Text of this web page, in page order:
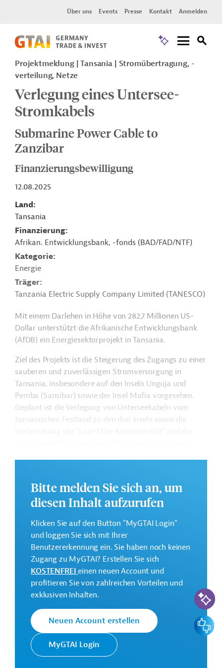
Über uns Events Presse Kontakt Anmelden
Projektmeldung Tansania
Stromübertragung, -
verteilung, Netze
Verlegung eines Untersee-
Stromkabels
Submarine Power Cable to
Zanzibar
Finanzierungsbewilligung
12.08.2025
Land
Tansania
Finanzierung
Afrikan. Entwicklungsbank, -fonds (BAD/FAD/NTF)
Kategorie
Energie
Träger
Tanzania Electric Supply Company Limited (TANESCO)
Mit einem Darlehen in Höhe von 282,7 Millionen US-
Dollar unterstützt die Afrikanische Entwicklungsbank
(AfDB) ein Energiesektorprojekt in Tansania.
Ziel des Projekts ist die Steigerung des Zugangs zu einer
sauberen und zuverlässigen Stromversorgung in
Tansania, insbesondere auf den Inseln Unguja und
Pemba (Sansibar) sowie der Insel Mafia vorgesehen.
Geplant ist die Verlegung von Unterseekabeln vom
tansanischen Festland zu den drei Inseln sowie die
2030.
Weitere Informationen zu dem Entwicklungsprojekt
Originaldokument, das zum Download bereitsteht.
GTAI informiert über die AfDB: Schwerpunkte,
Regularien und praktische Hinweise zur
Geschäftsanbahnung.
Gesamtkosten:
282,57 Millionen US-Dollar
Geberbeitrag:
282,07 Millionen US-Dollar (AfdB, Darlehen)
Kontaktadressen
Bitte melden Sie sich an, um
diesen Inhalt aufzurufen
Klicken Sie auf den Button "MyGTAI Login"
und loggen Sie sich mit Ihrer
Benutzererkennung ein. Sie haben noch keinen
Zugang zu MyGTAI? Erstellen Sie sich
KOSTENFREIeinen neuen Account und
profitieren Sie von zahlreichen Vorteilen und
exklusiven Inhalten.
Neuen Account erstellen
MyGTAI Login
KI-